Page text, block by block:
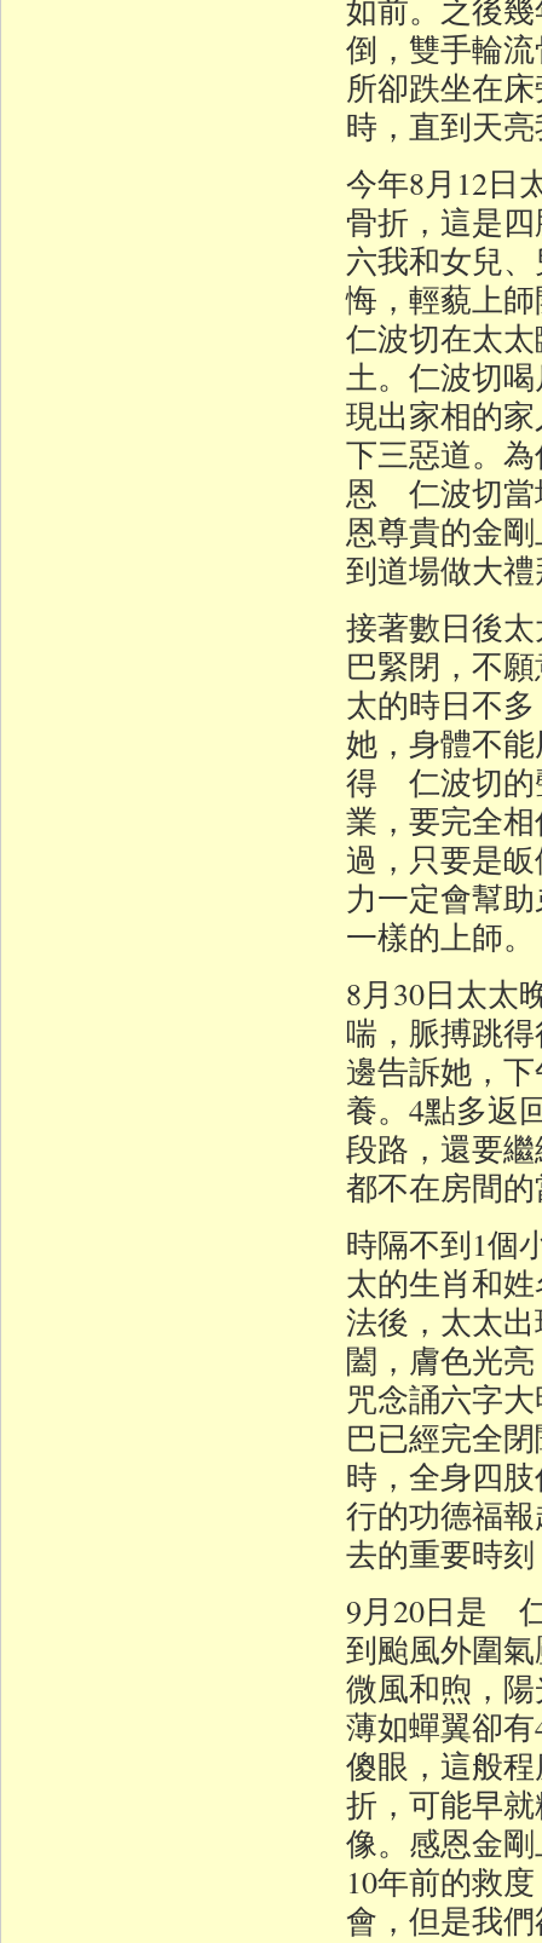
如前。之後
倒，雙手輪
所卻跌坐在
時，直到天
今年8月12日
骨折，這是
六我和女兒
悔，輕藐上
仁波切在太
土。仁波切
現出家相的
下三惡道。
恩 仁波切當
恩尊貴的金
到道場做大
接著數日後
巴緊閉，不
太的時日不
她，身體不
得 仁波切的
業，要完全
過，只要是
力一定會幫
一樣的上師。
8月30日太太
喘，脈搏跳
邊告訴她，
養。4點多返
段路，還要
都不在房間
時隔不到1個
太的生肖和
法後，太太
闔，膚色光
咒念誦六字
巴已經完全
時，全身四
行的功德福
去的重要時
9月20日是
到颱風外圍
微風和煦，
薄如蟬翼卻
傻眼，這般
折，可能早
像。感恩金
10年前的救
會，但是我